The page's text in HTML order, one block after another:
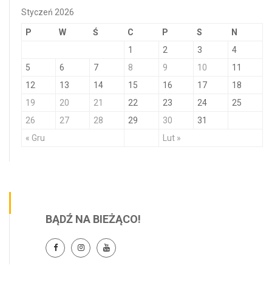
Styczeń 2026
P W Ś C P S N
« Gru Lut »
1 2 3
4
5
6 7 8 9 10
11
12
13 14 15 16 17
18
19
20 21 22 23 24
25
26
27 28 29 30 31
BĄDŹ NA BIEŻĄCO!